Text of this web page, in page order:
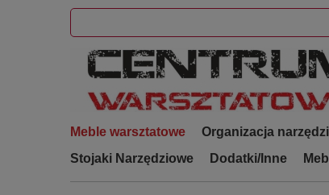
Meble warsztatowe Organizacja narzędzi
Stojaki Narzędziowe
Dodatki/Inne